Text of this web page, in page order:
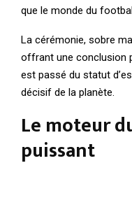
que le monde du
La cérémonie, sobre
offrant une conclusion
est passé du statut
décisif de la planète.
Le moteur
puissant